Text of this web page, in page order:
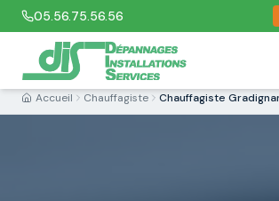
05.56.75.56.56
Accueil Chauffagiste Chauffagiste